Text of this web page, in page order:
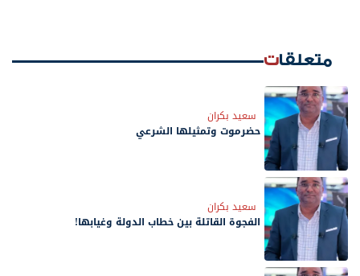
متعلقات
سعيد بكران
حضرموت وتمثيلها الشرعي
سعيد بكران
الفجوة القاتلة بين خطاب الدولة وغيابها!